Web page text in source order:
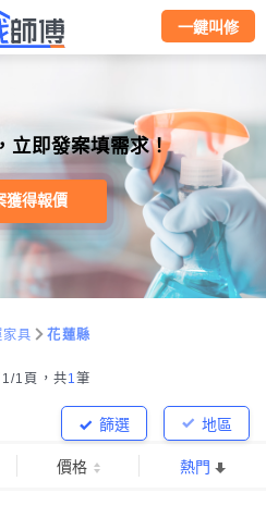
一鍵叫修
立即發案填需求！
獲得報價
具 花蓮縣
1頁， 共1筆
地區
篩選
價格 熱門